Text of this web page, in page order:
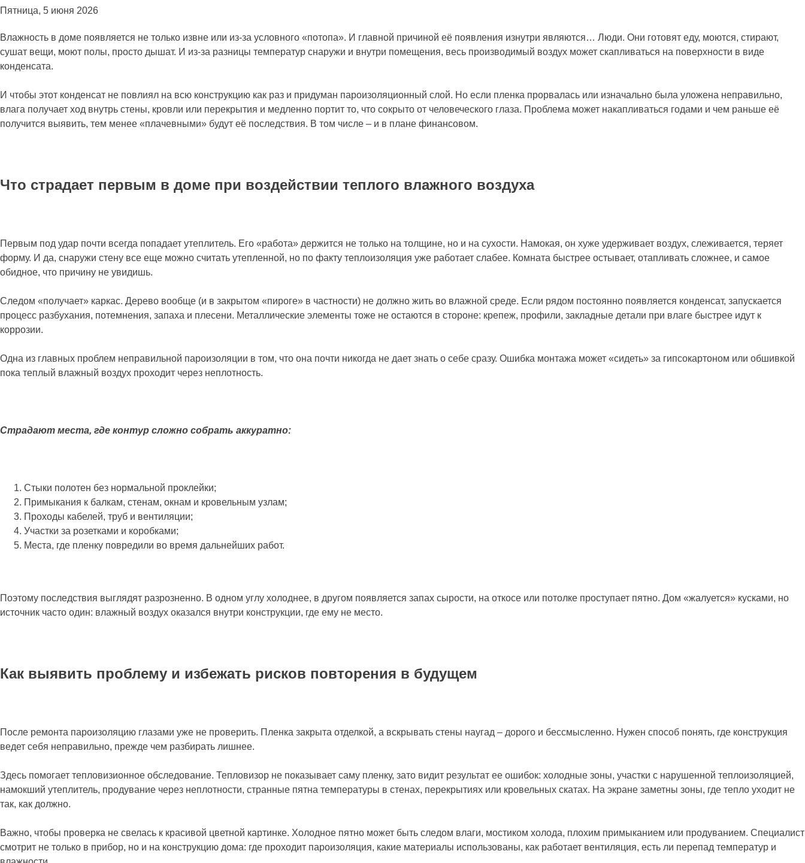
Пятница, 5 июня 2026
Влажность в доме появляется не только извне или из-за условного «потопа». И главной причиной её появления изнутри являются… Люди. Они готовят еду, моются, стирают,
сушат вещи, моют полы, просто дышат. И из-за разницы температур снаружи и внутри помещения, весь производимый воздух может скапливаться на поверхности в виде
конденсата.
И чтобы этот конденсат не повлиял на всю конструкцию как раз и придуман пароизоляционный слой. Но если пленка прорвалась или изначально была уложена неправильно,
влага получает ход внутрь стены, кровли или перекрытия и медленно портит то, что сокрыто от человеческого глаза. Проблема может накапливаться годами и чем раньше её
получится выявить, тем менее «плачевными» будут её последствия. В том числе – и в плане финансовом.
Что страдает первым в доме при воздействии теплого влажного воздуха
Первым под удар почти всегда попадает утеплитель. Его «работа» держится не только на толщине, но и на сухости. Намокая, он хуже удерживает воздух, слеживается, теряет
форму. И да, снаружи стену все еще можно считать утепленной, но по факту теплоизоляция уже работает слабее. Комната быстрее остывает, отапливать сложнее, и самое
обидное, что причину не увидишь.
Следом «получает» каркас. Дерево вообще (и в закрытом «пироге» в частности) не должно жить во влажной среде. Если рядом постоянно появляется конденсат, запускается
процесс разбухания, потемнения, запаха и плесени. Металлические элементы тоже не остаются в стороне: крепеж, профили, закладные детали при влаге быстрее идут к
коррозии.
Одна из главных проблем неправильной пароизоляции в том, что она почти никогда не дает знать о себе сразу. Ошибка монтажа может «сидеть» за гипсокартоном или обшивкой
пока теплый влажный воздух проходит через неплотность.
Страдают места, где контур сложно собрать аккуратно:
Стыки полотен без нормальной проклейки;
Примыкания к балкам, стенам, окнам и кровельным узлам;
Проходы кабелей, труб и вентиляции;
Участки за розетками и коробками;
Места, где пленку повредили во время дальнейших работ.
Поэтому последствия выглядят разрозненно. В одном углу холоднее, в другом появляется запах сырости, на откосе или потолке проступает пятно. Дом «жалуется» кусками, но
источник часто один: влажный воздух оказался внутри конструкции, где ему не место.
Как выявить проблему и избежать рисков повторения в будущем
После ремонта пароизоляцию глазами уже не проверить. Пленка закрыта отделкой, а вскрывать стены наугад – дорого и бессмысленно. Нужен способ понять, где конструкция
ведет себя неправильно, прежде чем разбирать лишнее.
Здесь помогает тепловизионное обследование. Тепловизор не показывает саму пленку, зато видит результат ее ошибок: холодные зоны, участки с нарушенной теплоизоляцией,
намокший утеплитель, продувание через неплотности, странные пятна температуры в стенах, перекрытиях или кровельных скатах. На экране заметны зоны, где тепло уходит не
так, как должно.
Важно, чтобы проверка не свелась к красивой цветной картинке. Холодное пятно может быть следом влаги, мостиком холода, плохим примыканием или продуванием. Специалист
смотрит не только в прибор, но и на конструкцию дома: где проходит пароизоляция, какие материалы использованы, как работает вентиляция, есть ли перепад температур и